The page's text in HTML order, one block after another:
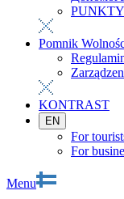
Pomnik
KONTRAST
EN
For
For
Menu